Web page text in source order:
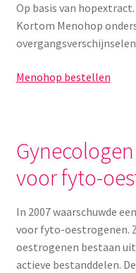
Op basis van
Kortom Menohop
Menohop bestellen
voor fyto-
In 2007 waarschuwde
voor fyto-oestrogenen.
oestrogenen bestaan
actieve bestanddelen.